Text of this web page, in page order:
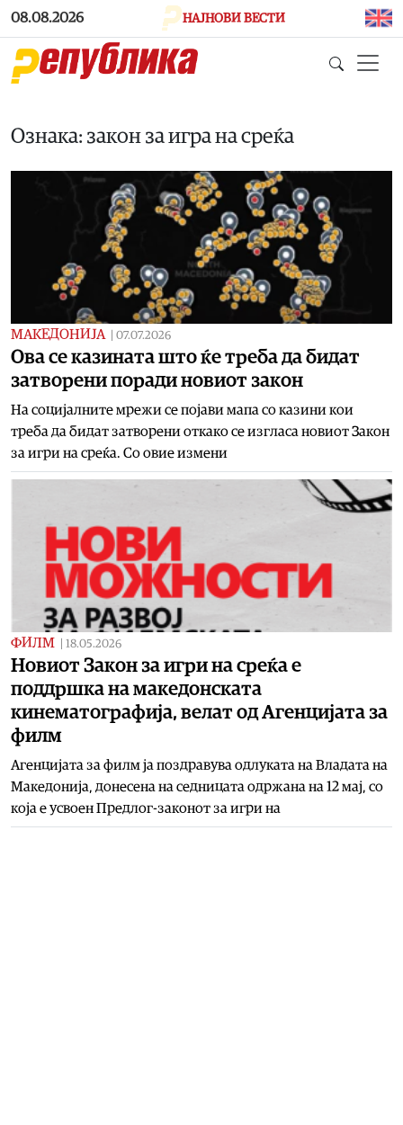
Skip to main content
08.08.2026 НАЈНОВИ ВЕСТИ
Ознака: закон за игра на среќа
МАКЕДОНИЈА 07.07.2026
Ова се казината што ќе треба да бидат
затворени поради новиот закон
На социјалните мрежи се појави мапа со казини кои
треба да бидат затворени откако се изгласа новиот Закон
за игри на среќа. Со овие измени
ФИЛМ 18.05.2026
Новиот Закон за игри на среќа е
поддршка на македонската
кинематографија, велат од Агенцијата за
филм
Агенцијата за филм ја поздравува одлуката на Владата на
Македонија, донесена на седницата одржана на 12 мај, со
која е усвоен Предлог-законот за игри на